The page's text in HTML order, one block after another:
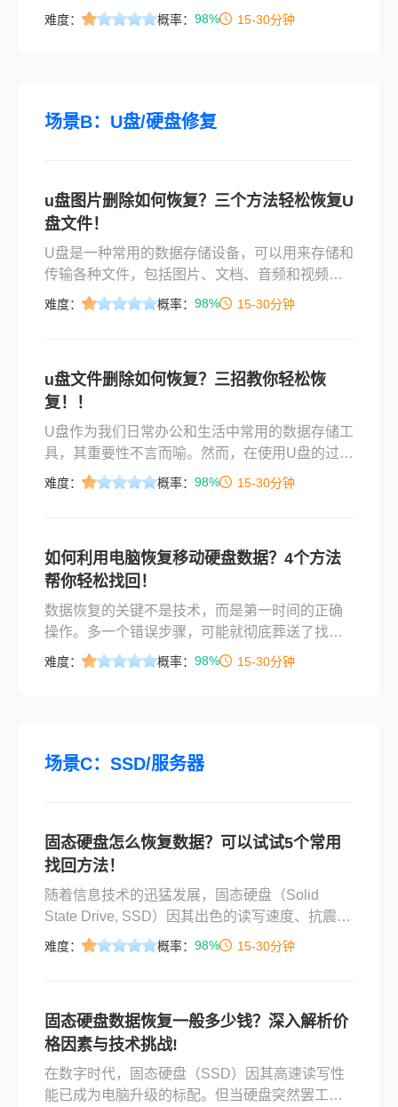
后瞬间后悔——天啊，我的文件是不是彻底没救
难度： 概率： 98% 15-30分钟
场景B：U盘/硬盘修复
u盘图片删除如何恢复？三个方法轻松恢复U
盘文件！
U盘是一种常用的数据存储设备，可以用来存储和
传输各种文件，包括图片、文档、音频和视频
等。然而，有时候我们会不小心删除了U盘中的图
图片删除如何恢复方法。
难度： 概率： 98% 15-30分钟
u盘文件删除如何恢复？三招教你轻松恢
复！！
U盘作为我们日常办公和生活中常用的数据存储工
具，其重要性不言而喻。然而，在使用U盘的过程
中，我们可能会不小心删除了一些重要的文件，
难度： 概率： 98% 15-30分钟
如何利用电脑恢复移动硬盘数据？4个方法
帮你轻松找回！
数据恢复的关键不是技术，而是第一时间的正确
操作。多一个错误步骤，可能就彻底葬送了找回
文件的机会。上周有位自媒体朋友哭着找我："刚
为测评过20+数据恢复工具的博主，今天就把亲测
难度： 概率： 98% 15-30分钟
场景C：SSD/服务器
固态硬盘怎么恢复数据？可以试试5个常用
找回方法！
随着信息技术的迅猛发展，固态硬盘（Solid
State Drive, SSD）因其出色的读写速度、抗震性
能和低能耗等优点，逐渐成为个人电脑和服务器
引起的不可预见性问题。那么固态硬盘怎么恢复
数据呢？本文将详细介绍如何在遇到这些问题时
有效地恢复SSD中的数据，帮助用户最大限度地
减少损失。
难度： 概率： 98% 15-30分钟
固态硬盘数据恢复一般多少钱？深入解析价
格因素与技术挑战!
在数字时代，固态硬盘（SSD）因其高速读写性
能已成为电脑升级的标配。但当硬盘突然罢工，